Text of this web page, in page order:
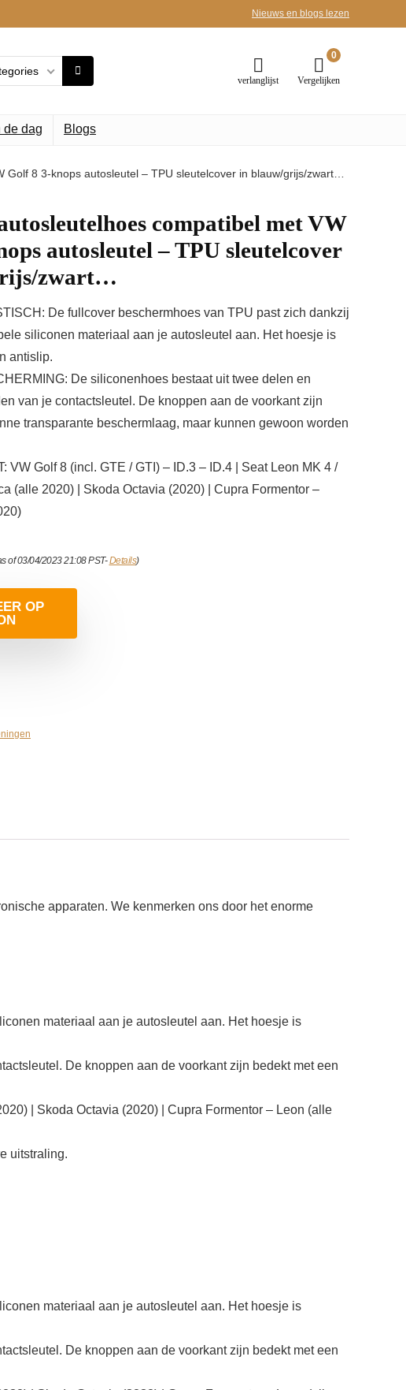
Nieuws en blogs lezen
verlanglijst
0
Vergelijken
de dag Blogs
Golf 8 3-knops autosleutel – TPU sleutelcover in blauw/grijs/zwart…
compatibel met VW
autosleutel – TPU sleutelcover
zwart…
De fullcover beschermhoes van TPU past zich dankzij
siliconen materiaal aan je autosleutel aan. Het hoesje is
antislip.
De siliconenhoes bestaat uit twee delen en
van je contactsleutel. De knoppen aan de voorkant zijn
transparante beschermlaag, maar kunnen gewoon worden
VW Golf 8 (incl. GTE / GTI) – ID.3 – ID.4 | Seat Leon MK 4 /
(alle 2020) | Skoda Octavia (2020) | Cupra Formentor –
of 03/04/2023 21:08 PST-Details)
OP
apparaten. We kenmerken ons door het enorme
materiaal aan je autosleutel aan. Het hoesje is
De knoppen aan de voorkant zijn bedekt met een
| Skoda Octavia (2020) | Cupra Formentor – Leon (alle
uitstraling.
materiaal aan je autosleutel aan. Het hoesje is
De knoppen aan de voorkant zijn bedekt met een